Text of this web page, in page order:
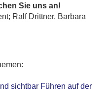
Sie uns an!
Ralf Drittner, Barbara
sichtbar Führen auf der